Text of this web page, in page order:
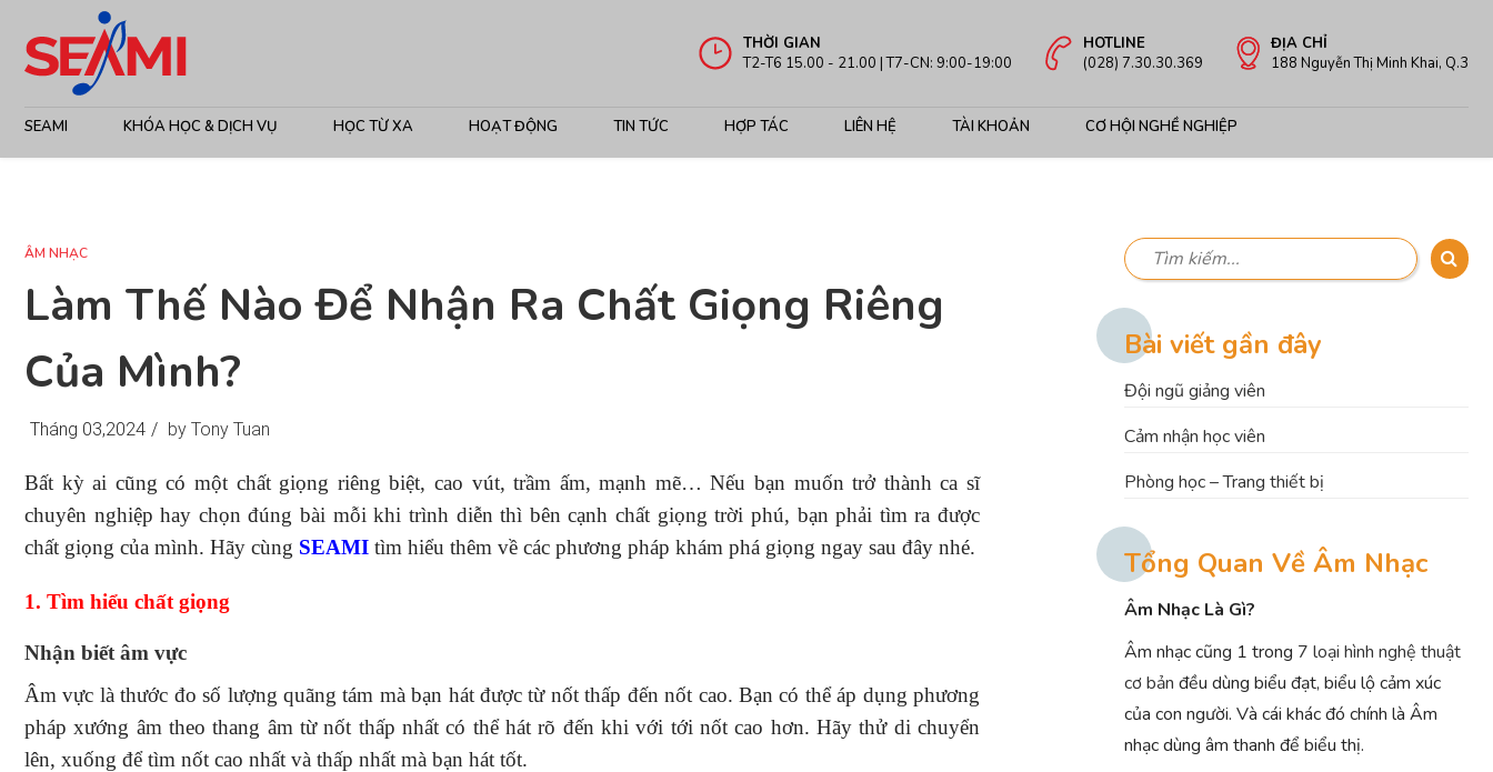
THỜI GIAN
T2-T6 15.00 - 21.00 | T7-CN: 9:00-19:00
HOTLINE
(028) 7.30.30.369
ĐỊA CHỈ
188 Nguyễn Thị Minh Khai, Q.3
SEAMI KHÓA HỌC & DỊCH VỤ HỌC TỪ XA HOẠT ĐỘNG TIN TỨC HỢP TÁC LIÊN HỆ TÀI KHOẢN CƠ HỘI NGHỀ NGHIỆP
ÂM NHẠC
Làm Thế Nào Để Nhận Ra Chất Giọng Riêng
Của Mình?
Tháng 03,2024 / by Tony Tuan
Bất kỳ ai cũng có một chất giọng riêng biệt, cao vút, trầm ấm, mạnh mẽ… Nếu bạn muốn trở thành ca sĩ
chuyên nghiệp hay chọn đúng bài mỗi khi trình diễn thì bên cạnh chất giọng trời phú, bạn phải tìm ra được
chất giọng của mình. Hãy cùng SEAMI tìm hiểu thêm về các phương pháp khám phá giọng ngay sau đây nhé.
1. Tìm hiểu chất giọng
Nhận biết âm vực
Âm vực là thước đo số lượng quãng tám mà bạn hát được từ nốt thấp đến nốt cao. Bạn có thể áp dụng phương
pháp xướng âm theo thang âm từ nốt thấp nhất có thể hát rõ đến khi với tới nốt cao hơn. Hãy thử di chuyển
lên, xuống để tìm nốt cao nhất và thấp nhất mà bạn hát tốt.
Bài viết gần đây
Đội ngũ giảng viên
Cảm nhận học viên
Phòng học – Trang thiết bị
Tổng Quan Về Âm Nhạc
Âm Nhạc Là Gì?
Âm nhạc cũng 1 trong 7 loại hình nghệ thuật
cơ bản đều dùng biểu đạt, biểu lộ cảm xúc
của con người. Và cái khác đó chính là Âm
nhạc dùng âm thanh để biểu thị.